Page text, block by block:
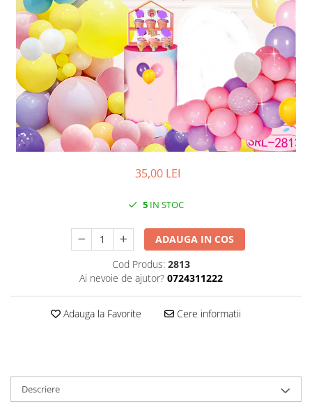
Iarba Artificiala
35,00 LEI
5 IN STOC
ADAUGA IN COS
Cod Produs: 2813
Ai nevoie de ajutor? 0724311222
Adauga la Favorite Cere informatii
Descriere